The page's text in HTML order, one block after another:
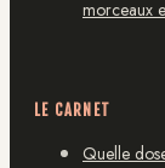
morceaux
LE CARNET
Quelle